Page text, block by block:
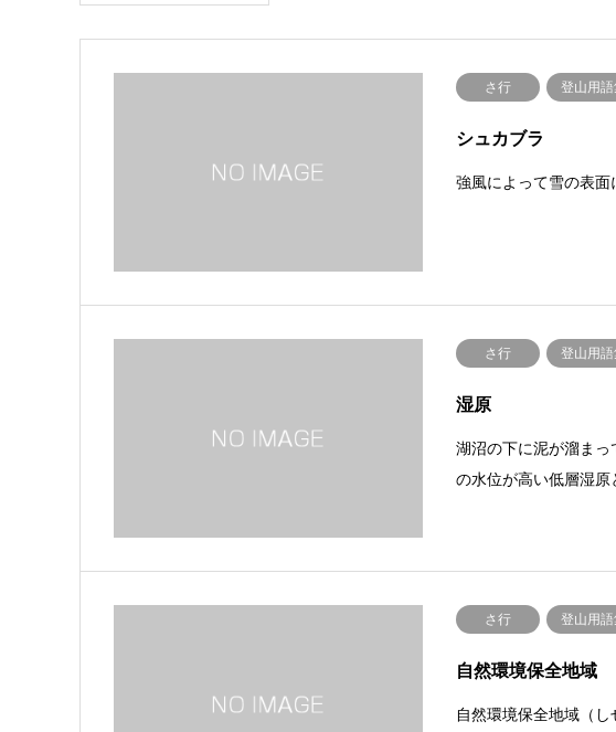
さ行 登山用語
シュカブラ
強風によって雪の表面
さ行 登山用語
湿原
湖沼の下に泥が溜ま
の水位が高い低層湿原
さ行 登山用語
自然環境保全地域
自然環境保全地域（